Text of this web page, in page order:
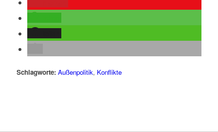
Schlagworte: Außenpolitik, Konflikte